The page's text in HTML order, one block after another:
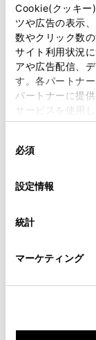
Cookie(クッキー
ツや広告の表示
数やクリック数
サイト利用状況
アや広告配信、
す。各パートナ
パートナーに提
サービスを使用
使用することが
デバイスにすべ
意したことにな
設定の変更、同
「Cookie（クッ
必須
設定情報
統計
マーケティング